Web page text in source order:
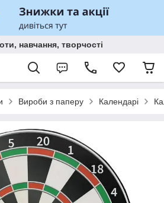
навчання, творчості
Вироби з паперу Календарі